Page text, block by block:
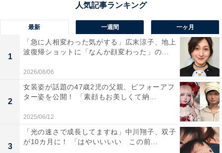
最新 一週間 一ヶ月
1
「急に人相変わった気がする」広末涼子、地上
波復帰ショットに「なんか顔変わった」の...
2026/08/06
2
女装姿が話題の47歳2児の父親、ビフォーアフ
ター姿を公開！ 「素顔もお美しくて納...
2025/06/12
3
「光の速さで成長してますね」中川翔子、双子
が10カ月に！ 「はやいいいい この前...